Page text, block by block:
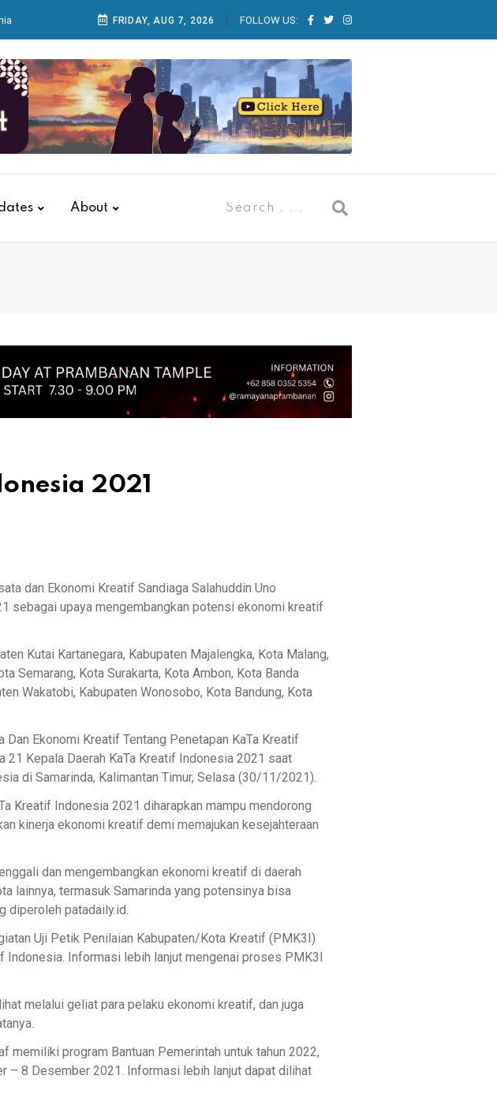
FRIDAY, AUG 7, 2026 FOLLOW US:
About
2021
dan Ekonomi Kreatif Sandiaga Salahuddin Uno
sebagai upaya mengembangkan potensi ekonomi kreatif
Kutai Kartanegara, Kabupaten Majalengka, Kota Malang,
Semarang, Kota Surakarta, Kota Ambon, Kota Banda
Wakatobi, Kabupaten Wonosobo, Kota Bandung, Kota
Ekonomi Kreatif Tentang Penetapan KaTa Kreatif
Kepala Daerah KaTa Kreatif Indonesia 2021 saat
di Samarinda, Kalimantan Timur, Selasa (30/11/2021).
Kreatif Indonesia 2021 diharapkan mampu mendorong
kinerja ekonomi kreatif demi memajukan kesejahteraan
dan mengembangkan ekonomi kreatif di daerah
lainnya, termasuk Samarinda yang potensinya bisa
diperoleh patadaily.id.
Uji Petik Penilaian Kabupaten/Kota Kreatif (PMK3I)
Indonesia. Informasi lebih lanjut mengenai proses PMK3I
melalui geliat para pelaku ekonomi kreatif, dan juga
memiliki program Bantuan Pemerintah untuk tahun 2022,
– 8 Desember 2021. Informasi lebih lanjut dapat dilihat